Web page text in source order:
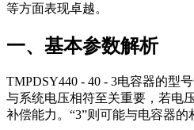
等方面表现卓越。
一、基本参数解析
TMPDSY440 - 40 - 3电容器的型
与系统电压相符至关重要，若电
补偿能力。“3”则可能与电容器